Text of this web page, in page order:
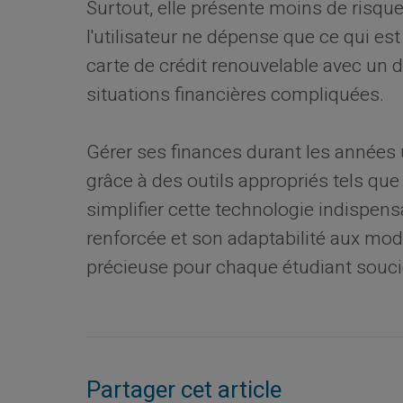
Surtout, elle présente moins de
l'utilisateur ne dépense que ce qui
carte de crédit renouvelable avec un
situations financières compliquées.
Gérer ses finances durant les
grâce à des outils appropriés tels
simplifier cette technologie
renforcée et son adaptabilité aux
précieuse pour chaque étudiant
Partager cet article